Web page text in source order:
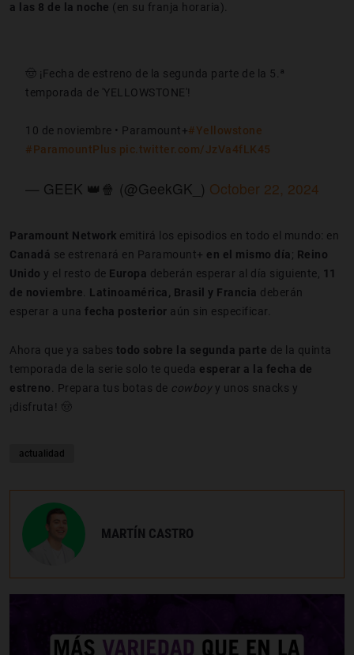
a las 8 de la noche (en su franja horaria).
🤠 ¡Fecha de estreno de la segunda parte de la 5.ª
temporada de 'YELLOWSTONE'!
10 de noviembre • Paramount+#Yellowstone
#ParamountPlus pic.twitter.com/JzVa4fLK45
— GEEK 👑🍿 (@GeekGK_) October 22, 2024
Paramount Network emitirá los episodios en todo el mundo: en
Canadá se estrenará en Paramount+ en el mismo día; Reino
Unido y el resto de Europa deberán esperar al día siguiente, 11
de noviembre
Latinoamérica, Brasil y Francia deberán
esperar a una fecha posterior aún sin especificar.
Ahora que ya sabes todo sobre la segunda parte de la quinta
temporada de la serie solo te queda esperar a la fecha de
estreno . Prepara tus botas de cowboy y unos snacks y
¡disfruta! 🤠
actualidad
MARTÍN CASTRO